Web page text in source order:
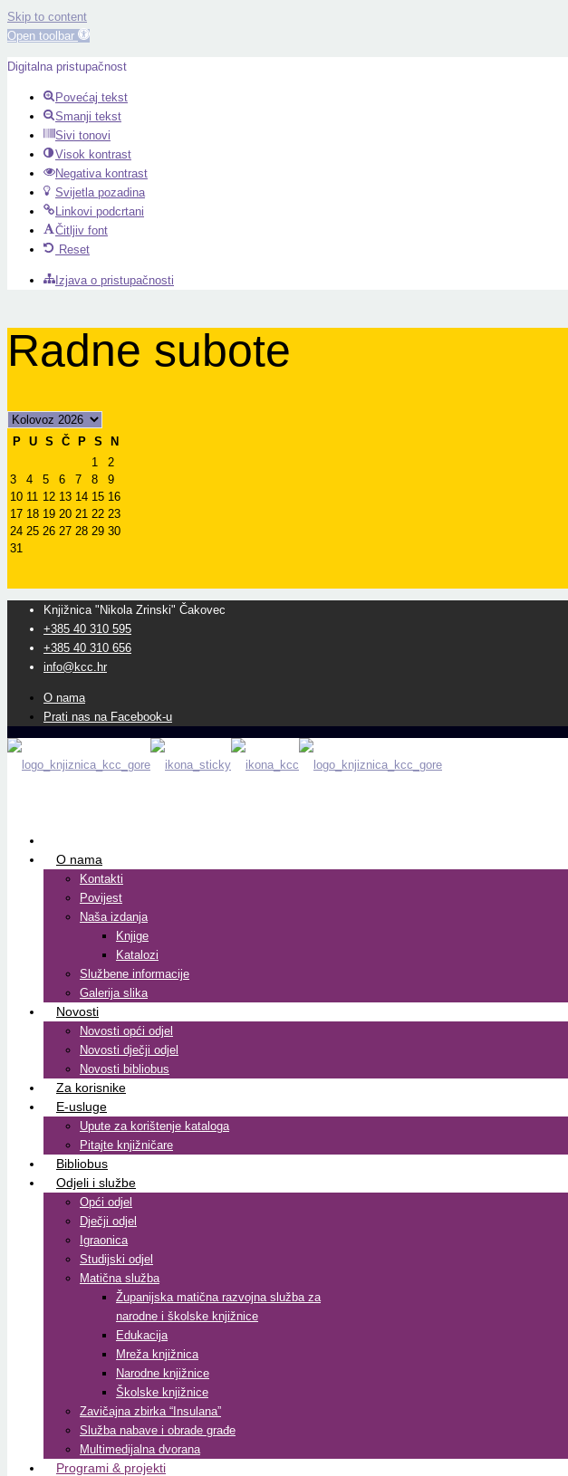
Skip to content
Open toolbar
Digitalna pristupačnost
Povećaj tekst
Smanji tekst
Sivi tonovi
Visok kontrast
Negativa kontrast
Svijetla pozadina
Linkovi podcrtani
Čitljiv font
Reset
Izjava o pristupačnosti
Radne subote
P U S Č P S
N
1
2
3
4 5 6 7 8
9
10 11 12 13 14 15 16
17 18 19 20 21 22 23
24 25 26 27 28 29 30
31
Knjižnica "Nikola Zrinski" Čakovec
+385 40 310 595
+385 40 310 656
info@kcc.hr
O nama
Prati nas na Facebook-u
O nama
Kontakti
Povijest
Naša izdanja
Knjige
Katalozi
Službene informacije
Galerija slika
Novosti
Novosti opći odjel
Novosti dječji odjel
Novosti bibliobus
Za korisnike
E-usluge
Upute za korištenje kataloga
Pitajte knjižničare
Bibliobus
Odjeli i službe
Opći odjel
Dječji odjel
Igraonica
Studijski odjel
Matična služba
Županijska matična razvojna služba za
narodne i školske knjižnice
Edukacija
Mreža knjižnica
Narodne knjižnice
Školske knjižnice
Zavičajna zbirka “Insulana”
Služba nabave i obrade građe
Multimedijalna dvorana
Programi & projekti